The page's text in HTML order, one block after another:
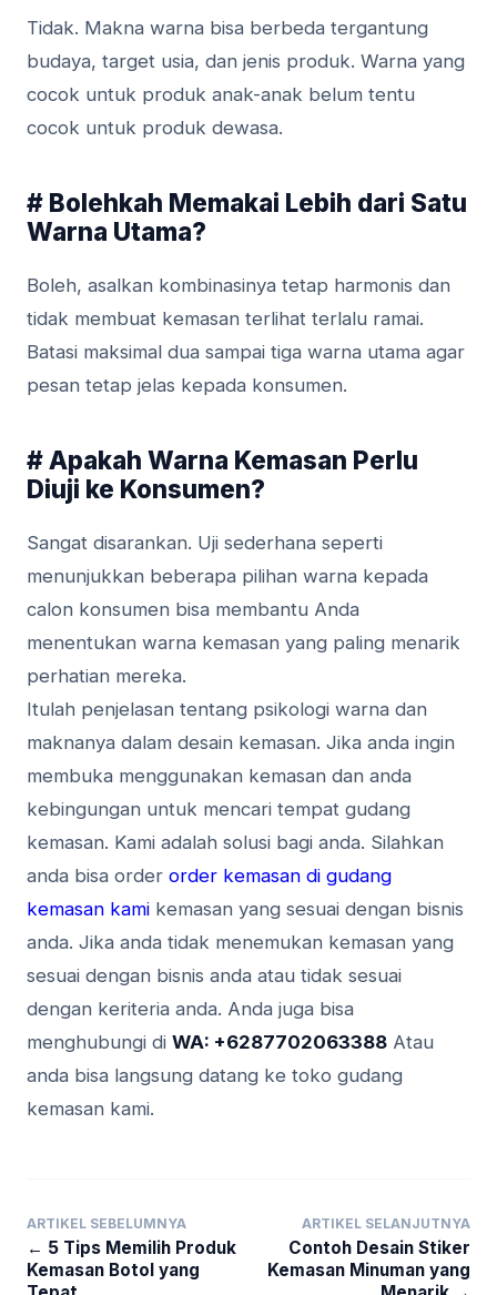
Tidak. Makna warna bisa berbeda tergantung
budaya, target usia, dan jenis produk. Warna yang
cocok untuk produk anak-anak belum tentu
cocok untuk produk dewasa.
# Bolehkah Memakai Lebih dari Satu
Warna Utama?
Boleh, asalkan kombinasinya tetap harmonis dan
tidak membuat kemasan terlihat terlalu ramai.
Batasi maksimal dua sampai tiga warna utama agar
pesan tetap jelas kepada konsumen.
# Apakah Warna Kemasan Perlu
Diuji ke Konsumen?
Sangat disarankan. Uji sederhana seperti
menunjukkan beberapa pilihan warna kepada
calon konsumen bisa membantu Anda
menentukan warna kemasan yang paling menarik
perhatian mereka.
Itulah penjelasan tentang psikologi warna dan
maknanya dalam desain kemasan. Jika anda ingin
membuka menggunakan kemasan dan anda
kebingungan untuk mencari tempat gudang
kemasan. Kami adalah solusi bagi anda. Silahkan
anda bisa order order kemasan di gudang
kemasan kami kemasan yang sesuai dengan bisnis
anda. Jika anda tidak menemukan kemasan yang
sesuai dengan bisnis anda atau tidak sesuai
dengan keriteria anda. Anda juga bisa
menghubungi di WA: +6287702063388 Atau
anda bisa langsung datang ke toko gudang
kemasan kami.
ARTIKEL SEBELUMNYA
← 5 Tips Memilih Produk
Kemasan Botol yang
ARTIKEL SELANJUTNYA
Contoh Desain Stiker
Kemasan Minuman yang